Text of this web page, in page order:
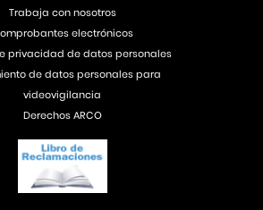
Trabaja con nosotros
electrónicos
privacidad de datos personales
de datos personales para
videovigilancia
Derechos ARCO